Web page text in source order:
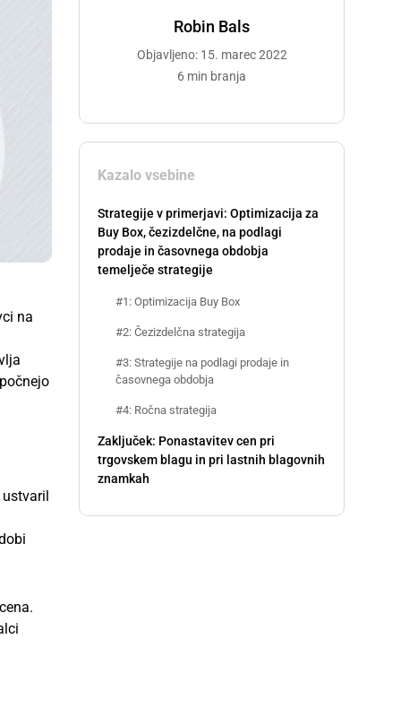
Robin Bals
Objavljeno: 15. marec 2022
6 min branja
Kazalo vsebine
Strategije v primerjavi: Optimizacija za
Buy Box, čezizdelčne, na podlagi
prodaje in časovnega obdobja
temelječe strategije
#1: Optimizacija Buy Box
#2: Čezizdelčna strategija
#3: Strategije na podlagi prodaje in
časovnega obdobja
#4: Ročna strategija
Zaključek: Ponastavitev cen pri
trgovskem blagu in pri lastnih blagovnih
znamkah
na